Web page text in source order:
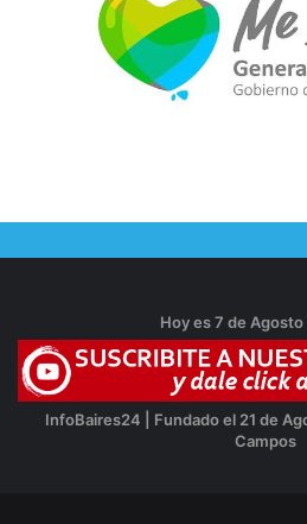
Hoy es 7 de
InfoBaires24 | Fundado el 21 de
Campos